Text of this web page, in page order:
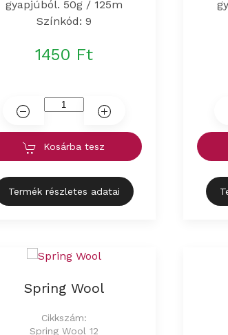
gyapjúból. 50g / 125m
Színkód: 9
1450 Ft
Kosárba tesz
Termék részletes adatai
Spring Wool
Cikkszám:
Spring Wool 12